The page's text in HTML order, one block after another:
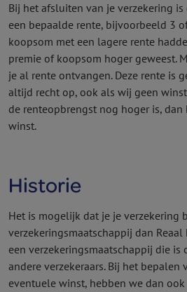
Bij het afsluiten van je verzekering
een bepaalde rente, bijvoorbeeld 3
koopsom met een lagere rente
premie of koopsom hoger geweest.
je al rente ontvangen. Deze rente is
altijd recht op, ook als wij geen
de renteopbrengst nog hoger is,
winst.
Historie
Het is mogelijk dat je je verzekering
verzekeringsmaatschappij dan
een verzekeringsmaatschappij die
andere verzekeraars. Bij het bepalen
eventuele winst, hebben we dan